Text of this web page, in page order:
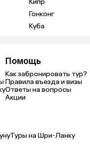
Кипр
Гонконг
Куба
Помощь
Как забронировать тур?
Правила въезда и визы
Ответы на вопросы
Акции
Туры на Шри-Ланку